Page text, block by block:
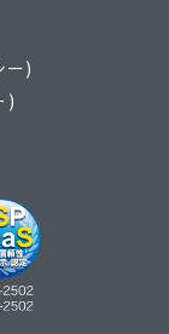
ー)
)